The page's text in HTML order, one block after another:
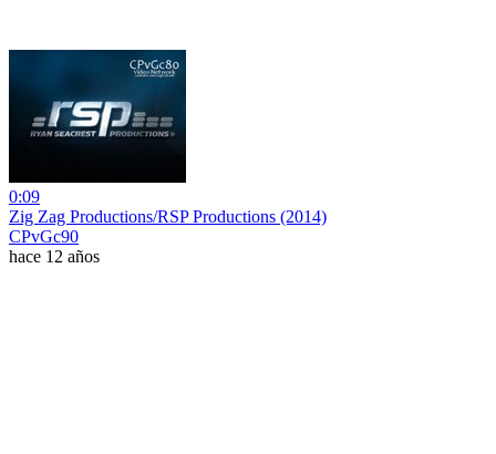
0:09
Zig Zag Productions/RSP Productions (2014)
CPvGc90
hace 12 años